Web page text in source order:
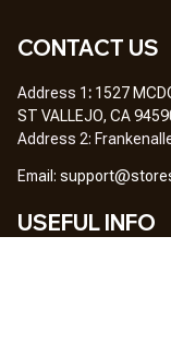
CONTACT US
Address 1: 1527
ST VALLEJO, CA
Address 2:
Email:
USEFUL INFO